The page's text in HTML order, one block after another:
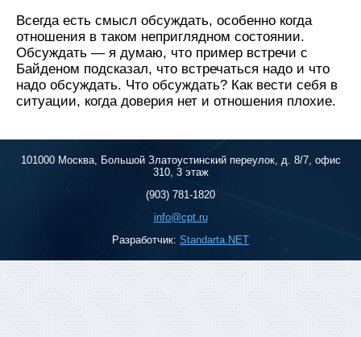
Всегда есть смысл обсуждать, особенно когда
отношения в таком неприглядном состоянии.
Обсуждать — я думаю, что пример встречи с
Байденом подсказал, что встречаться надо и что
надо обсуждать. Что обсуждать? Как вести себя в
ситуации, когда доверия нет и отношения плохие.
101000 Москва, Большой Златоустинский переулок, д. 8/7, офис
310, 3 этаж
(903) 781-1820
info@cpt.ru
Разработчик: Standarta.NET